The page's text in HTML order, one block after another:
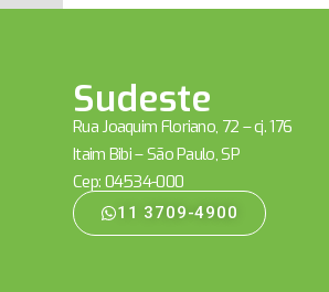
Sudeste
Rua Joaquim Floriano, 72 – cj. 176
Itaim Bibi – São Paulo, SP
Cep: 04534-000
11 3709-4900